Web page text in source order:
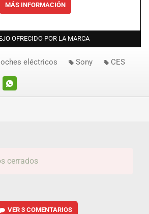
MÁS INFORMACIÓN
OFRECIDO POR LA MARCA
WHATSAPP
eléctricos Sony CES
cerrados
VER3 COMENTARIOS